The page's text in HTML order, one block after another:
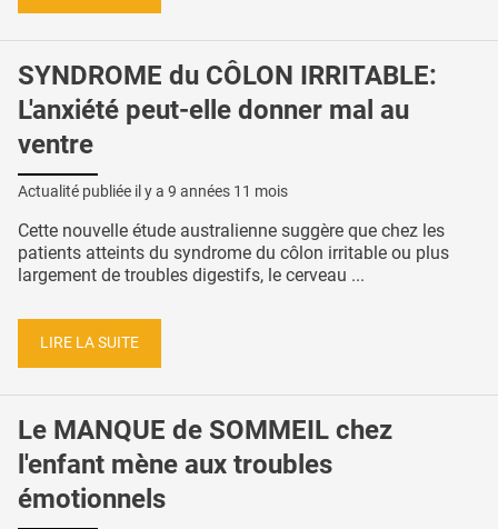
SYNDROME du CÔLON IRRITABLE:
L'anxiété peut-elle donner mal au
ventre
Actualité publiée il y a 9 années 11 mois
Cette nouvelle étude australienne suggère que chez les
patients atteints du syndrome du côlon irritable ou plus
largement de troubles digestifs, le cerveau ...
LIRE LA SUITE
Le MANQUE de SOMMEIL chez
l'enfant mène aux troubles
émotionnels